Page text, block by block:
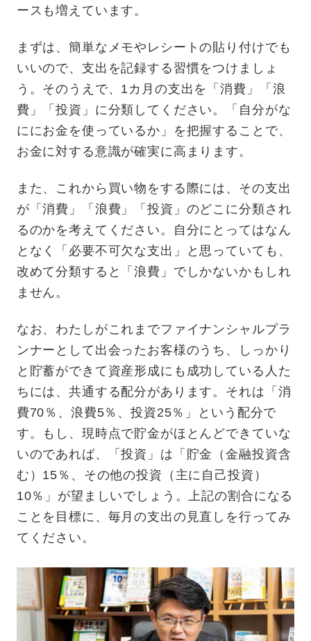
ースも増えています。
まずは、簡単なメモやレシートの貼り付けでも
いいので、支出を記録する習慣をつけましょ
う。そのうえで、1カ月の支出を「消費」「浪
費」「投資」に分類してください。「自分がな
ににお金を使っているか」を把握することで、
お金に対する意識が確実に高まります。
また、これから買い物をする際には、その支出
が「消費」「浪費」「投資」のどこに分類され
るのかを考えてください。自分にとってはなん
となく「必要不可欠な支出」と思っていても、
改めて分類すると「浪費」でしかないかもしれ
ません。
なお、わたしがこれまでファイナンシャルプラ
ンナーとして出会ったお客様のうち、しっかり
と貯蓄ができて資産形成にも成功している人た
ちには、共通する配分があります。それは「消
費70％、浪費5％、投資25％」という配分で
す。もし、現時点で貯金がほとんどできていな
いのであれば、「投資」は「貯金（金融投資含
む）15％、その他の投資（主に自己投資）
10％」が望ましいでしょう。上記の割合になる
ことを目標に、毎月の支出の見直しを行ってみ
てください。